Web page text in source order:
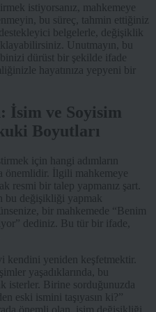
istiyorsanız, mahkemeye
bu süreç, tahmin ettiğiniz
belgelerle, değişiklik
Unutmayın, bu
dürüst bir şekilde ifade
hayatınıza yepyeni bir
ve Soyisim
Boyutları
için hangi adımların
önemlidir. İlgili mahkemeye
resmi bir talep yapmanız şart.
bu değişikliği yapmak
bir mahkemede “Benim
dediniz. Bu tür bir ifade,
yeniden keşfetmektir.
yaşadıklarında, bu
isterler. Birine sorduğunuzda
eski ismini taşıyasın ki?”
önemli olan, isim değişikliği